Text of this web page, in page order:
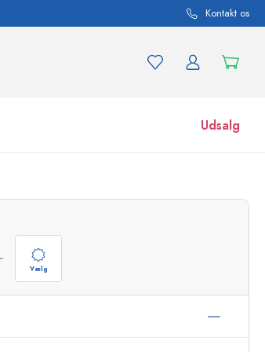
Kontakt os
Udsalg
Glas
Køb nu
Vælg